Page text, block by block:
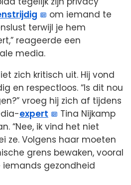
om iemand te
terwijl je hem
reageerde een
media.
zich kritisch uit. Hij vond
en respectloos. “Is dit nou
vroeg hij zich af tijdens
expert
Tina Nijkamp
“Nee, ik vind het niet
ze. Volgens haar moeten
grens bewaken, vooral
iemands gezondheid